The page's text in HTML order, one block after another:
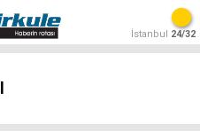
İstanbul 24/32